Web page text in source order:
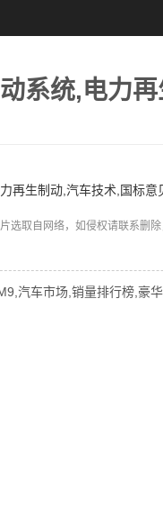
系统,电力
再生制动,汽车技术,国标意
选取自网络，如侵权请联系删
汽车市场,销量排行榜,豪